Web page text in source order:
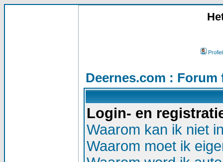
Profiel
Deernes.com :
Login- en
Waarom kan ik niet
Waarom moet ik